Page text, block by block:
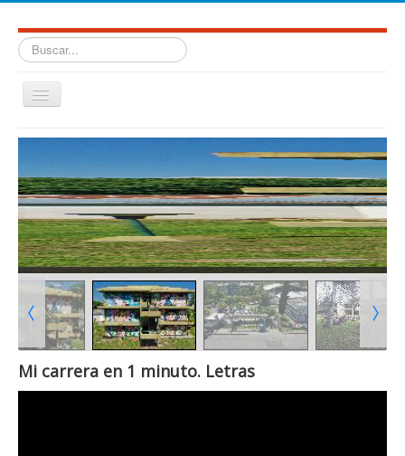
Buscar...
Cambiar
navegación
≡
Mi carrera en 1 minuto. Letras